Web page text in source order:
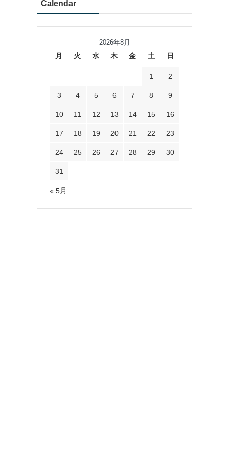
Calendar
2026年8月
月 火 水 木 金 土 日
1 2
3 4 5 6 7 8 9
10 11 12 13 14 15 16
17 18 19 20 21 22 23
24 25 26 27 28 29 30
31
« 5月